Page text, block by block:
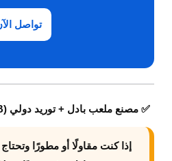
تواصل
✅ مصنع ملعب بادل + توريد دولي (B2B) للمقاولين والمطورين
إذا كنت مقاولًا أو مطورًا